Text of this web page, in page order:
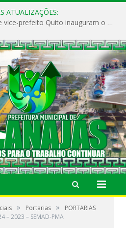
ATUALIZAÇÕES:
Prefeito Vivaldo Mendes e vice-prefeito Quito inauguram o CAPS e fortalecem a saúde pública em Anajás.
» Portarias »
PORTARIAS
– 2023 – SEMAD-PMA